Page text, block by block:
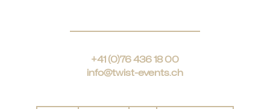
+41 (0)76 436 18 00
info@twist-events.ch